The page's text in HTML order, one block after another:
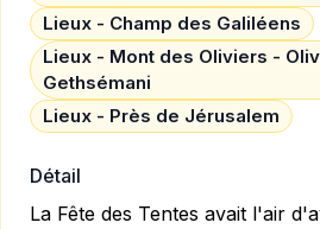
Lieux - Champ des Galiléens
Lieux - Mont des Oliviers -
Gethsémani
Lieux - Près de Jérusalem
Détail
La Fête des Tentes avait l'air